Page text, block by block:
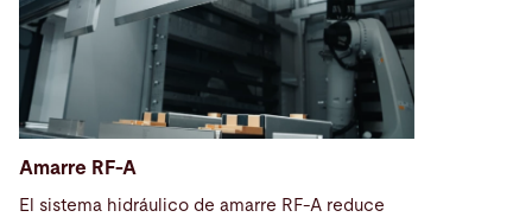
Amarre RF-A
El sistema hidráulico de amarre RF-A reduce